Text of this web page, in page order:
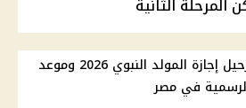
موقف ترحيل إجازة المولد النبوي 2026 وموعد
في مصر